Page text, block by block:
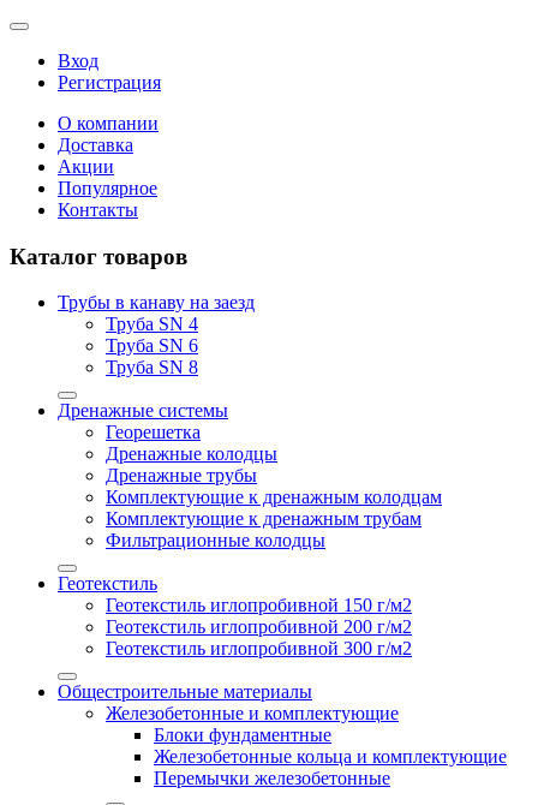
Вход
Регистрация
О компании
Доставка
Акции
Популярное
Контакты
Каталог товаров
Трубы в канаву на заезд
Труба SN 4
Труба SN 6
Труба SN 8
Дренажные системы
Георешетка
Дренажные колодцы
Дренажные трубы
Комплектующие к дренажным колодцам
Комплектующие к дренажным трубам
Фильтрационные колодцы
Геотекстиль
Геотекстиль иглопробивной 150 г/м2
Геотекстиль иглопробивной 200 г/м2
Геотекстиль иглопробивной 300 г/м2
Общестроительные материалы
Железобетонные и комплектующие
Блоки фундаментные
Железобетонные кольца и комплектующие
Перемычки железобетонные